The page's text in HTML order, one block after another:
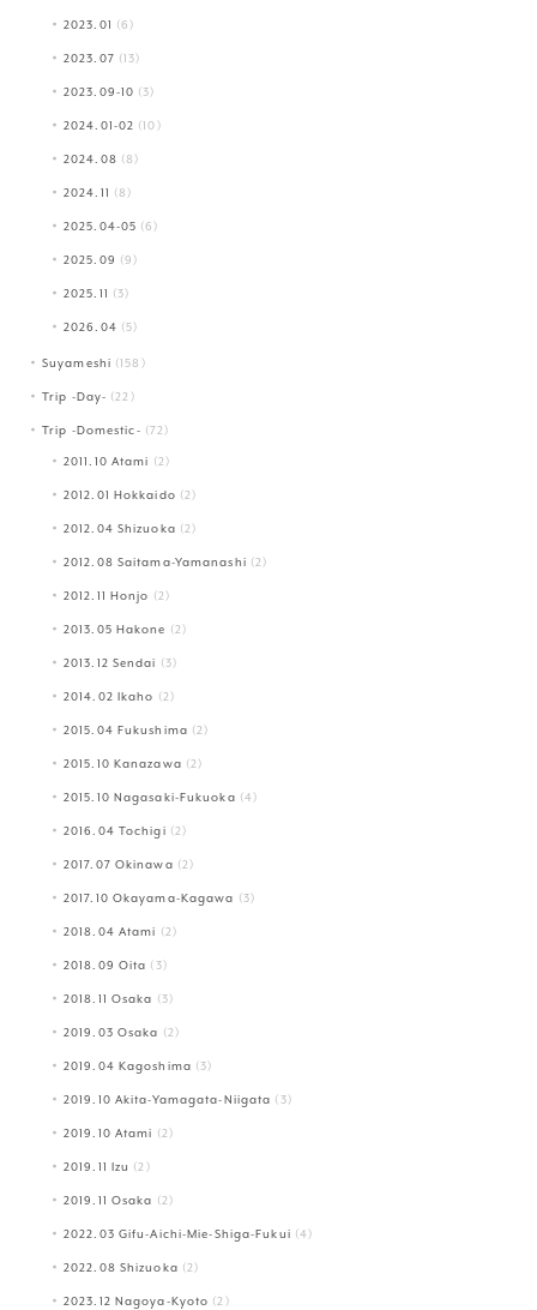
2023.01 (6)
2023.07 (13)
2023.09-10 (3)
2024.01-02 (10)
2024.08 (8)
2024.11 (8)
2025.04-05 (6)
2025.09 (9)
2025.11 (3)
2026.04 (5)
Suyameshi (158)
Trip -Day- (22)
Trip -Domestic- (72)
2011.10 Atami (2)
2012.01 Hokkaido (2)
2012.04 Shizuoka (2)
2012.08 Saitama-Yamanashi (2)
2012.11 Honjo (2)
2013.05 Hakone (2)
2013.12 Sendai (3)
2014.02 Ikaho (2)
2015.04 Fukushima (2)
2015.10 Kanazawa (2)
2015.10 Nagasaki-Fukuoka (4)
2016.04 Tochigi (2)
2017.07 Okinawa (2)
2017.10 Okayama-Kagawa (3)
2018.04 Atami (2)
2018.09 Oita (3)
2018.11 Osaka (3)
2019.03 Osaka (2)
2019.04 Kagoshima (3)
2019.10 Akita-Yamagata-Niigata (3)
2019.10 Atami (2)
2019.11 Izu (2)
2019.11 Osaka (2)
2022.03 Gifu-Aichi-Mie-Shiga-Fukui (4)
2022.08 Shizuoka (2)
2023.12 Nagoya-Kyoto (2)